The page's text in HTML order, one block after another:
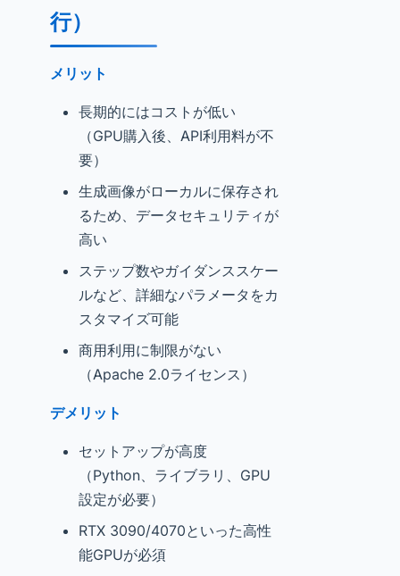
行）
メリット
長期的にはコストが低い
（GPU購入後、API利用料が不
要）
生成画像がローカルに保存され
るため、データセキュリティが
高い
ステップ数やガイダンススケー
ルなど、詳細なパラメータをカ
スタマイズ可能
商用利用に制限がない
（Apache 2.0ライセンス）
デメリット
セットアップが高度
（Python、ライブラリ、GPU
設定が必要）
RTX 3090/4070といった高性
能GPUが必須